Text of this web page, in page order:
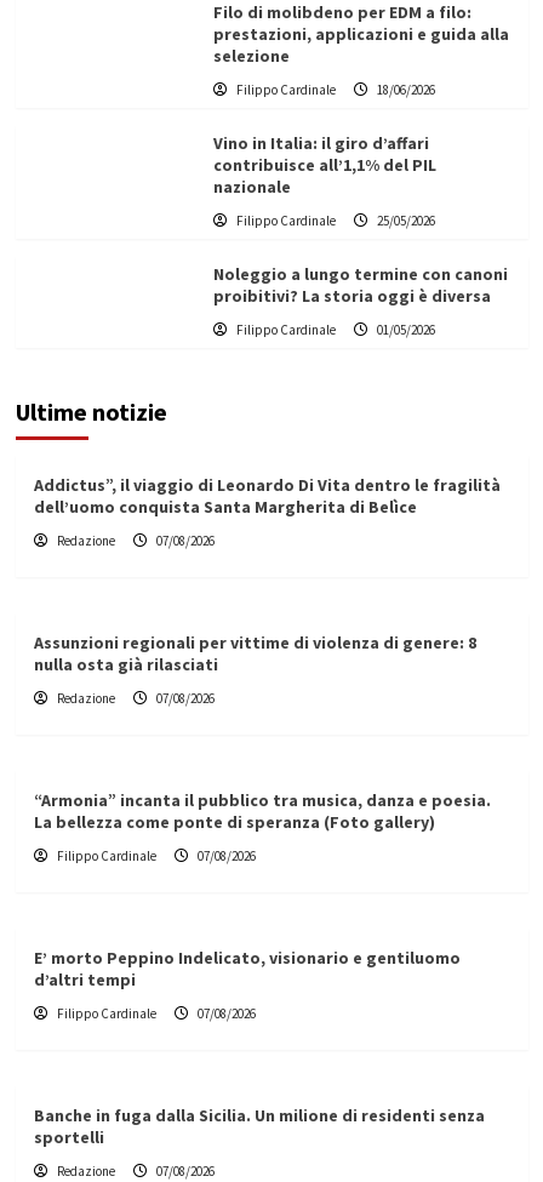
Filo di molibdeno per EDM a filo:
prestazioni, applicazioni e guida alla
selezione
Filippo Cardinale 18/06/2026
Vino in Italia: il giro d’affari
contribuisce all’1,1% del PIL
nazionale
Filippo Cardinale 25/05/2026
Noleggio a lungo termine con canoni
proibitivi? La storia oggi è diversa
Filippo Cardinale 01/05/2026
Ultime notizie
Addictus”, il viaggio di Leonardo Di Vita dentro le fragilità
dell’uomo conquista Santa Margherita di Belìce
Redazione 07/08/2026
Assunzioni regionali per vittime di violenza di genere: 8
nulla osta già rilasciati
Redazione 07/08/2026
“Armonia” incanta il pubblico tra musica, danza e poesia.
La bellezza come ponte di speranza (Foto gallery)
Filippo Cardinale 07/08/2026
E’ morto Peppino Indelicato, visionario e gentiluomo
d’altri tempi
Filippo Cardinale 07/08/2026
Banche in fuga dalla Sicilia. Un milione di residenti senza
sportelli
Redazione 07/08/2026